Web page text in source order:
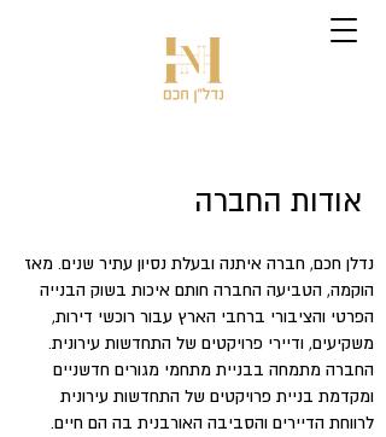
אודות החברה
נדלן חכם, חברה איתנה ובעלת נסיון עתיר שנים. מאז
הוקמה, הטביעה החברה חותם איכות בשוק הבנייה
הפרטי והציבורי ברחבי הארץ עבור רוכשי דירות,
משקיעים, ודיירי פרויקטים של התחדשות עירונית.
החברה מתמחה בבניית מתחמי מגורים חדשניים
ומקדמת בניית פרויקטים של התחדשות עירונית
לרווחת הדיירים והסביבה האורבנית בה הם חיים.